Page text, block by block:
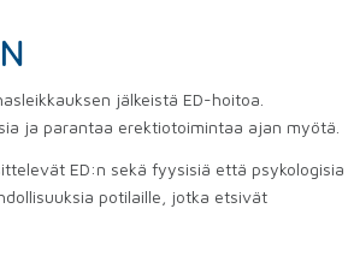
jälkeistä ED-hoitoa.
ja parantaa erektiotoimintaa ajan myötä.
ED:n sekä fyysisiä että psykologisia
potilaille, jotka etsivät